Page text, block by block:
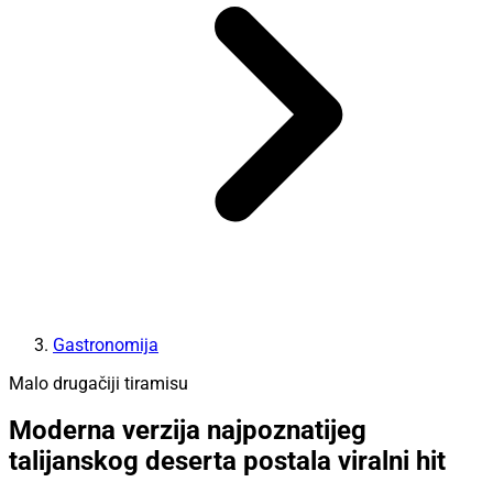
Gastronomija
Malo drugačiji tiramisu
Moderna verzija najpoznatijeg
talijanskog deserta postala viralni hit